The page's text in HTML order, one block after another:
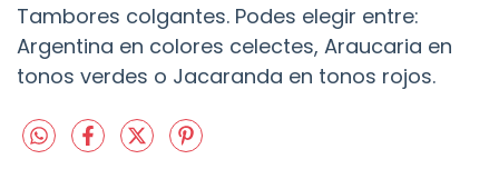
Tambores colgantes. Podes elegir entre:
Argentina en colores celectes, Araucaria en
tonos verdes o Jacaranda en tonos rojos.